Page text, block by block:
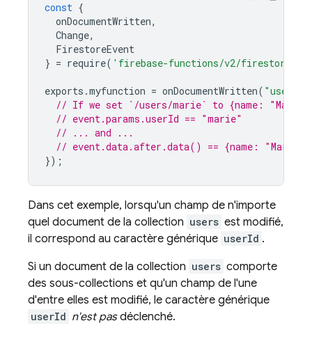
const {
onDocumentWritten,
Change,
FirestoreEvent
} = require( 'firebase-functions/v2/firestore'
exports .myfunction = onDocumentWritten( "users/
// If we set `/users/marie` to {name:
// event.params.userId == "marie"
// ... and ...
// event.data.after.data() == {name: "Marie"}
});
Dans cet exemple, lorsqu'un champ de n'importe
quel document de la collection users est modifié,
il correspond au caractère générique userId .
Si un document de la collection users comporte
des sous-collections et qu'un champ de l'une
d'entre elles est modifié, le caractère générique
userId n'est pasdéclenché.